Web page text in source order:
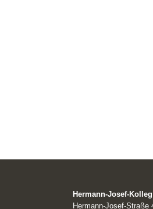
Hermann-Josef-
Hermann-Josef-Straße